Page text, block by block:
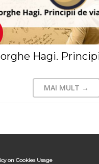
MAI MULT →
on Cookies Usage